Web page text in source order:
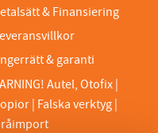
& Finansiering
& garanti
Autel, Otofix |
| Falska verktyg |